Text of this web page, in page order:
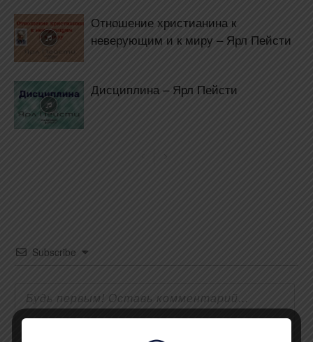
Отношение христианина к
неверующим и к миру – Ярл Пейсти
Дисциплина – Ярл Пейсти
Subscribe